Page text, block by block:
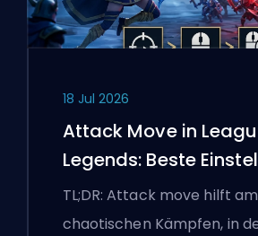
18 Jul 2026
Attack Move in
Legends: Beste
TL;DR: Attack move hilft
chaotischen Kämpfen, in